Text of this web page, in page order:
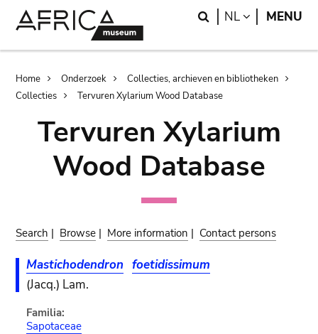
Search
NL LANGUAGE
MENU
Breadcrumb
Home Onderzoek
Collecties, archieven en bibliotheken
Collecties
Tervuren Xylarium Wood Database
Tervuren Xylarium
Wood Database
Search | Browse | More information | Contact persons
Mastichodendron foetidissimum
(Jacq.) Lam.
Familia:
Sapotaceae